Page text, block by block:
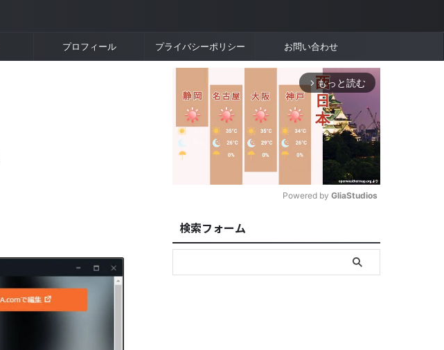
プロフィール プライバシーポリシー お問い合わせ
arrow_forward_ios もっと読む
u
t
Powered by GliaStudios
検索フォーム